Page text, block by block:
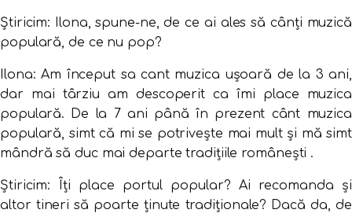
Știricim: Ilona, spune-ne, de ce ai ales să cânți muzică
populară, de ce nu pop?
Ilona:Am început sa cant muzica ușoară de la 3 ani,
dar mai târziu am descoperit ca îmi place muzica
populară. De la 7 ani până în prezent cânt muzica
populară, simt că mi se potrivește mai mult și mă simt
mândră să duc mai departe tradițiile românești .
Știricim: Îți place portul popular? Ai recomanda și
altor tineri să poarte ținute tradiționale? Dacă da, de